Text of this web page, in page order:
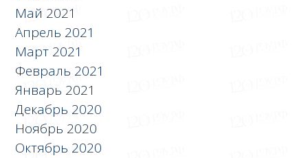
Май 2021
Апрель 2021
Март 2021
Февраль 2021
Январь 2021
Декабрь 2020
Ноябрь 2020
Октябрь 2020